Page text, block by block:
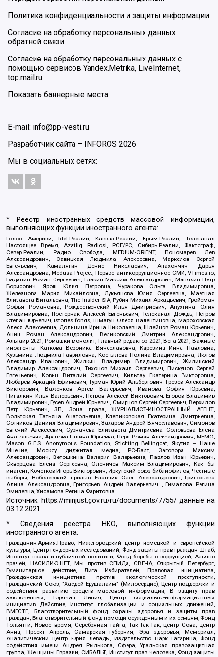
Политика конфиденциальности и защиты информации
Согласие на обработку персональных данных
обратной связи
Согласие на обработку персональных данных с
помощью сервисов Yandex.Metrika, LiveInternet,
top.mail.ru
Показать баннерные места
E-mail: info@pp-vesti.ru
Разработчик сайта –
INFOROS 2026
Мы в социальных сетях:
* Реестр иностранных средств массовой информации,
выполняющих функции иностранного агента:
Голос Америки, Idel.Реалии, Кавказ.Реалии, Крым.Реалии, Телеканал
Настоящее Время, Azatliq Radiosi, PCE/PC, Сибирь.Реалии, Фактограф,
Север.Реалии, Радио Свобода, MEDIUM-ORIENT, Пономарев Лев
Александрович, Савицкая Людмила Алексеевна, Маркелов Сергей
Евгеньевич, Камалягин Денис Николаевич, Апахончич Дарья
Александровна, Medusa Project, Первое антикоррупционное СМИ, VTimes.io,
Баданин Роман Сергеевич, Гликин Максим Александрович, Маняхин Петр
Борисович, Ярош Юлия Петровна, Чуракова Ольга Владимировна,
Железнова Мария Михайловна, Лукьянова Юлия Сергеевна, Маетная
Елизавета Витальевна, The Insider SIA, Рубин Михаил Аркадьевич, Гройсман
Софья Романовна, Рождественский Илья Дмитриевич, Апухтина Юлия
Владимировна, Постернак Алексей Евгеньевич, Телеканал Дождь, Петров
Степан Юрьевич, Istories fonds, Шмагун Олеся Валентиновна, Мароховская
Алеся Алексеевна, Долинина Ирина Николаевна, Шлейнов Роман Юрьевич,
Анин Роман Александрович, Великовский Дмитрий Александрович,
Альтаир 2021, Ромашки монолит, Главный редактор 2021, Вега 2021, Важные
иноагенты, Каткова Вероника Вячеславовна, Карезина Инна Павловна,
Кузьмина Людмила Гавриловна, Костылева Полина Владимировна, Лютов
Александр Иванович, Жилкин Владимир Владимирович, Жилинский
Владимир Александрович, Тихонов Михаил Сергеевич, Пискунов Сергей
Евгеньевич, Ковин Виталий Сергеевич, Кильтау Екатерина Викторовна,
Любарев Аркадий Ефимович, Гурман Юрий Альбертович, Грезев Александр
Викторович, Важенков Артем Валерьевич, Иванова София Юрьевна,
Пигалкин Илья Валерьевич, Петров Алексей Викторович, Егоров Владимир
Владимирович, Гусев Андрей Юрьевич, Смирнов Сергей Сергеевич, Верзилов
Петр Юрьевич, ЗП, Зона права, ЖУРНАЛИСТ-ИНОСТРАННЫЙ АГЕНТ,
Вольтская Татьяна Анатольевна, Клепиковская Екатерина Дмитриевна,
Сотников Даниил Владимирович, Захаров Андрей Вячеславович, Симонов
Евгений Алексеевич, Сурначева Елизавета Дмитриевна, Соловьева Елена
Анатольевна, Арапова Галина Юрьевна, Перл Роман Александрович, МЕМО,
Mason G.E.S. Anonymous Foundation, Stichting Bellingcat, Якутия – Наше
Мнение, Москоу диджитал медиа, РС-Балт, Заговора Максим
Александрович, Ветошкина Валерия Валерьевна, Павлов Иван Юрьевич,
Скворцова Елена Сергеевна, Оленичев Максим Владимирович, Как бы
инагент, Кочетков Игорь Викторович, Иркутский союз библиофилов, Честные
выборы, Нобелевский призыв, Еланчик Олег Александрович, Григорьева
Алина Александровна, Григорьев Андрей Валерьевич , Гималова Регина
Эмилевна, Хисамова Регина Фаритовна
Источник: https://minjust.gov.ru/ru/documents/7755/ данные на
03.12.2021
* Сведения реестра НКО, выполняющих функции
иностранного агента:
Гражданин.Армия.Право, Нижегородский центр немецкой и европейской
культуры, Центр гендерных исследований, Фонд защиты прав граждан Штаб,
Институт права и публичной политики, Фонд борьбы с коррупцией, Альянс
врачей, НАСИЛИЮ.НЕТ, Мы против СПИДа, СВЕЧА, Открытый Петербург,
Гуманитарное действие, Лига Избирателей, Правовая инициатива,
Гражданская инициатива против экологической преступности,
Гражданский Союз, "Хасдей Ерушалаим" (Милосердие), Центр поддержки и
содействия развитию средств массовой информации, В защиту прав
заключенных, Горячая Линия, Центр социально-информационных
инициатив Действие, Институт глобализации и социальных движений,
ВМЕСТЕ, Благотворительный фонд охраны здоровья и защиты прав
граждан, Благотворительный фонд помощи осужденным и их семьям, Фонд
Тольятти, Новое время, Серебряная тайга, Так-Так-Так, центр Сова, центр
Анна, Проект Апрель, Самарская губерния, Эра здоровья, Мемориал,
Аналитический Центр Юрия Левады, Издательство Парк Гагарина, Фонд
содействия имени Андрея Рылькова, Сфера, Уральская правозащитная
группа, Женщины Евразии, СИБАЛЬТ, Институт прав человека, Фонд защиты